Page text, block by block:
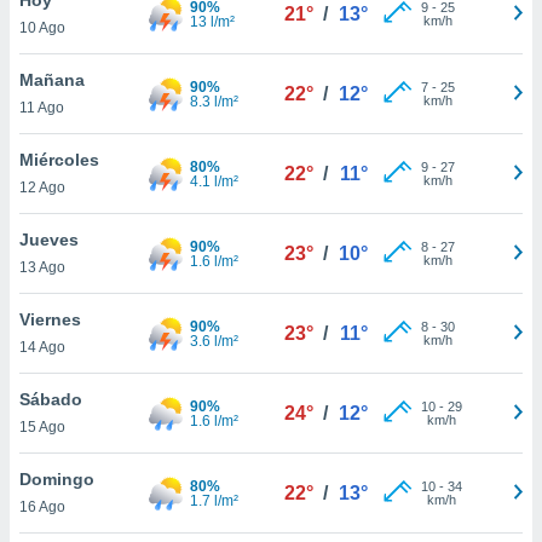
en
más
nuestra
de
cookies
aceptar
10 Ago
90%
13 l/m²
21° / 13° 9- 25
km/h
Mañana
11 Ago
90%
8.3 l/m²
22° / 12° 7- 25
km/h
Miércoles
12 Ago
80%
4.1 l/m²
22° / 11° 9- 27
km/h
Jueves
13 Ago
90%
1.6 l/m²
23° / 10° 8- 27
km/h
Viernes
14 Ago
90%
3.6 l/m²
23° / 11° 8- 30
km/h
Sábado
15 Ago
90%
1.6 l/m²
24° / 12° 10- 29
km/h
Domingo
16 Ago
80%
1.7 l/m²
22° / 13° 10- 34
km/h